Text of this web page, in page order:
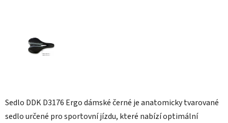
Sedlo DDK D3176 Ergo dámské černé je anatomicky tvarované
sedlo určené pro sportovní jízdu, které nabízí optimální